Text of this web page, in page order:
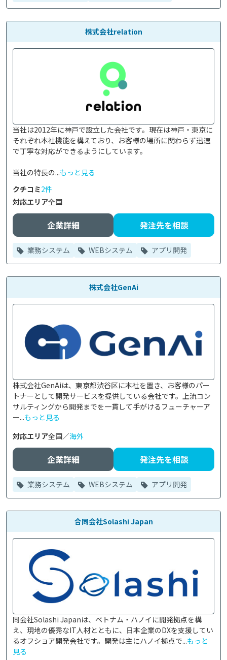
株式会社relation
当社は2012年に神戸で設立した会社です。現在は神戸・東京に
それぞれ本社機能を構えており、お客様の場所に関わらず迅速
で丁寧な対応ができるようにしています。
当社の特長の...もっと見る
クチコミ2件
対応エリア全国
企業詳細 発注先を相談
業務システム WEBシステム アプリ開発
株式会社GenAi
株式会社GenAiは、東京都渋谷区に本社を置き、お客様のパー
トナーとして開発サービスを提供している会社です。上流コン
サルティングから開発までを一貫して手がけるフューチャーア
ー...もっと見る
対応エリア全国／海外
企業詳細 発注先を相談
業務システム WEBシステム アプリ開発
合同会社Solashi Japan
同会社Solashi Japanは、ベトナム・ハノイに開発拠点を構
え、現地の優秀なIT人材とともに、日本企業のDXを支援してい
るオフショア開発会社です。開発は主にハノイ拠点で...もっと
見る